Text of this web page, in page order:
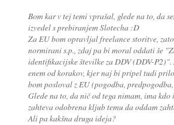
Bom kar v tej temi vprašal, glede na to, da
izvedel s prebiranjem Slotecha :D
Za EU bom opravljal freelance storitve,
normirani s.p., zdaj pa bi moral oddati še
identifikacijske številke za DDV (DDV-P2)".
enem od korakov, kjer naj bi pripel tudi
bom posloval z EU (pogodba,
Glede na to, da nič od tega nimam, ima kdo
zahteva odobrena kljub temu da oddam
Ali pa kakšna druga ideja?